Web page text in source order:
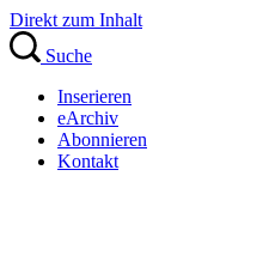
Direkt zum Inhalt
Suche
Inserieren
eArchiv
Abonnieren
Kontakt